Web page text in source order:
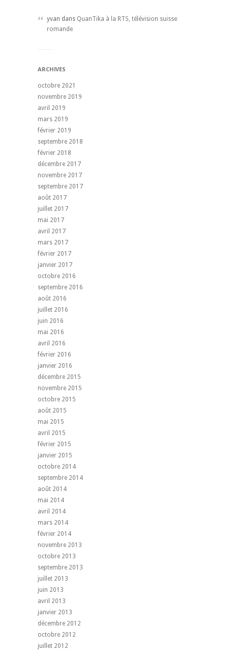
yvan dans QuanTika à la RTS, télévision suisse
romande
ARCHIVES
octobre 2021
novembre 2019
avril 2019
mars 2019
février 2019
septembre 2018
février 2018
décembre 2017
novembre 2017
septembre 2017
août 2017
juillet 2017
mai 2017
avril 2017
mars 2017
février 2017
janvier 2017
octobre 2016
septembre 2016
août 2016
juillet 2016
juin 2016
mai 2016
avril 2016
février 2016
janvier 2016
décembre 2015
novembre 2015
octobre 2015
août 2015
mai 2015
avril 2015
février 2015
janvier 2015
octobre 2014
septembre 2014
août 2014
mai 2014
avril 2014
mars 2014
février 2014
novembre 2013
octobre 2013
septembre 2013
juillet 2013
juin 2013
avril 2013
janvier 2013
décembre 2012
octobre 2012
juillet 2012